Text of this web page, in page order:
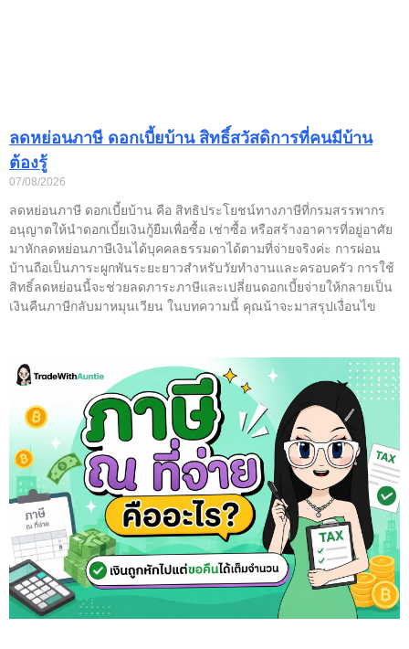
ลดหย่อนภาษี ดอกเบี้ยบ้าน สิทธิ์สวัสดิการที่คนมีบ้าน
ต้องรู้
07/08/2026
ลดหย่อนภาษี ดอกเบี้ยบ้าน คือ สิทธิประโยชน์ทางภาษีที่กรมสรรพากร
อนุญาตให้นำดอกเบี้ยเงินกู้ยืมเพื่อซื้อ เช่าซื้อ หรือสร้างอาคารที่อยู่อาศัย
มาหักลดหย่อนภาษีเงินได้บุคคลธรรมดาได้ตามที่จ่ายจริงค่ะ การผ่อน
บ้านถือเป็นภาระผูกพันระยะยาวสำหรับวัยทำงานและครอบครัว การใช้
สิทธิ์ลดหย่อนนี้จะช่วยลดภาระภาษีและเปลี่ยนดอกเบี้ยจ่ายให้กลายเป็น
เงินคืนภาษีกลับมาหมุนเวียน ในบทความนี้ คุณน้าจะมาสรุปเงื่อนไข